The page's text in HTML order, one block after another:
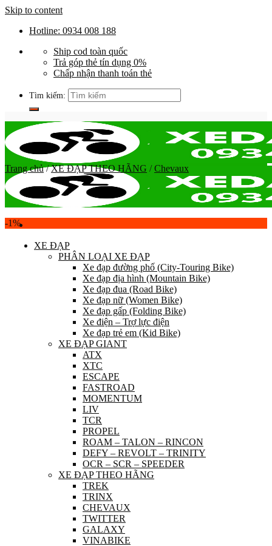
Skip to content
Hotline: 0934 008 188
Ship cod toàn quốc
Trả góp thẻ tín dụng 0%
Chấp nhận thanh toán thẻ
Tìm kiếm:
XE ĐẠP
PHÂN LOẠI XE ĐẠP
Xe đạp đường phố (City-Touring Bike)
Xe đạp địa hình (Mountain Bike)
Xe đạp đua (Road Bike)
Xe đạp nữ (Women Bike)
Xe đạp gấp (Folding Bike)
Xe điện – Trợ lực điện
Xe đạp trẻ em (Kid Bike)
XE ĐẠP GIANT
ATX
XTC
ESCAPE
FASTROAD
MOMENTUM
LIV
TCR
PROPEL
ROAM – TALON – RINCON
DEFY – REVOLT – TRINITY
OCR – SCR – SPEEDER
XE ĐẠP THEO HÃNG
TREK
TRINX
CHEVAUX
TWITTER
GALAXY
VINABIKE
Trang chủ / XE ĐẠP THEO HÃNG / Chevaux
-1%